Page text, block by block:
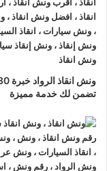
عام 2002 على
لبناء جسور من الثقة
السياراتالمعطلة و
اسرعونش
ونش انقاذ سيارات الهرم
حديثة و مجهزة لـسحب
ونش انقاذ سيارات
تضمن لك خدمة مميزة